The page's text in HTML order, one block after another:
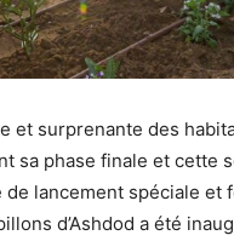
et surprenante des
sa phase finale et cette
de lancement spéciale et
d’Ashdod a été